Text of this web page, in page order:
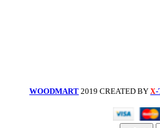
WOODMART 2019 CREATED BY X-